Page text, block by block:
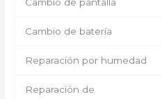
Cambio de batería
Reparación por humedad
Reparación de